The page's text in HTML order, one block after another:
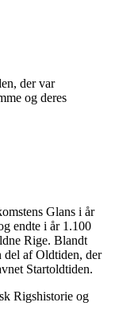
der var
og deres
Glans i år
endte i år 1.100
Rige. Blandt
del af Oldtiden, der
Startoldtiden.
Rigshistorie og